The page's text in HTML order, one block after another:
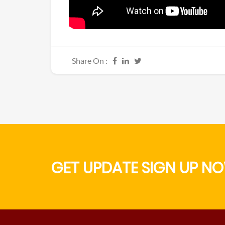
Share On :
GET UPDATE SIGN UP